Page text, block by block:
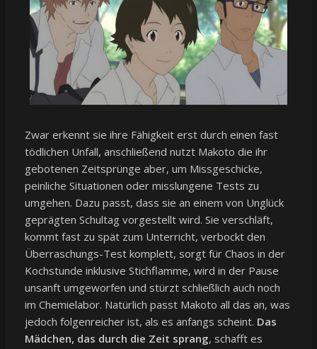
Zwar erkennt sie ihre Fähigkeit erst durch einen fast
tödlichen Unfall, anschließend nutzt Makoto die ihr
gebotenen Zeitsprünge aber, um Missgeschicke,
peinliche Situationen oder misslungene Tests zu
umgehen. Dazu passt, dass sie an einem von Unglück
geprägten Schultag vorgestellt wird. Sie verschläft,
kommt fast zu spät zum Unterricht, verbockt den
Überraschungs-Test komplett, sorgt für Chaos in der
Kochstunde inklusive Stichflamme, wird in der Pause
unsanft umgeworfen und stürzt schließlich auch noch
im Chemielabor. Natürlich passt Makoto all das an, was
jedoch folgenreicher ist, als es anfangs scheint. Das
Mädchen, das durch die Zeit sprang, schafft es